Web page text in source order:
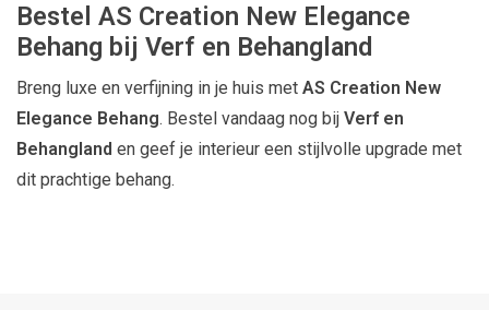
Bestel AS Creation New Elegance
Behang bij Verf en Behangland
Breng luxe en verfijning in je huis met AS Creation New
Elegance Behang. Bestel vandaag nog bij Verf en
Behangland en geef je interieur een stijlvolle upgrade met
dit prachtige behang.